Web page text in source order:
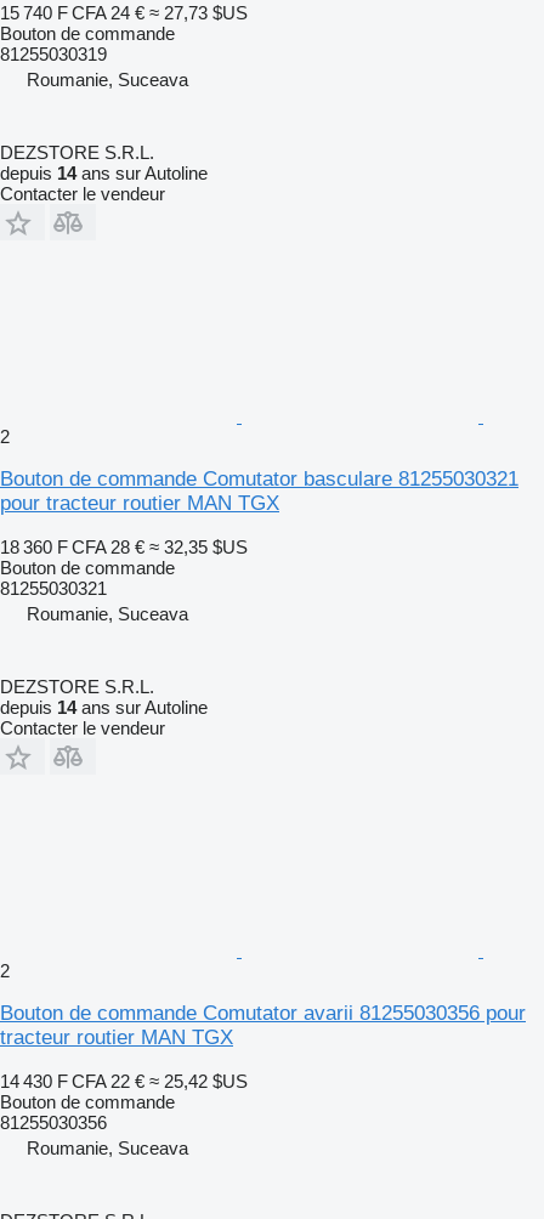
15 740 F CFA 24 € ≈ 27,73 $US
Bouton de commande
81255030319
Roumanie, Suceava
DEZSTORE S.R.L.
depuis 14ans sur Autoline
Contacter le vendeur
2
Bouton de commande Comutator basculare 81255030321
pour tracteur routier MAN TGX
18 360 F CFA 28 € ≈ 32,35 $US
Bouton de commande
81255030321
Roumanie, Suceava
DEZSTORE S.R.L.
depuis 14ans sur Autoline
Contacter le vendeur
2
Bouton de commande Comutator avarii 81255030356 pour
tracteur routier MAN TGX
14 430 F CFA 22 € ≈ 25,42 $US
Bouton de commande
81255030356
Roumanie, Suceava